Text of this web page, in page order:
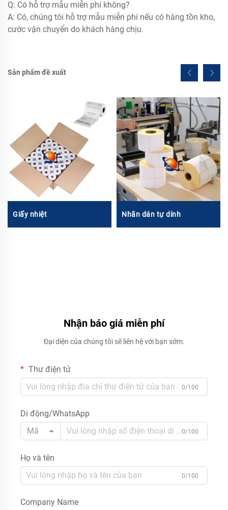
Q: Có hỗ trợ mẫu miễn phí không?
A: Có, chúng tôi hỗ trợ mẫu miễn phí nếu có hàng tồn kho,
cước vận chuyển do khách hàng chịu.
Sản phẩm đề xuất
Giấy nhiệt Nhãn dán tự dính
Nhận báo giá miễn phí
Đại diện của chúng tôi sẽ liên hệ với bạn sớm.
Thư điện tử
0/100
Di động/WhatsApp
Mã
0/100
Họ và tên
0/100
Company Name